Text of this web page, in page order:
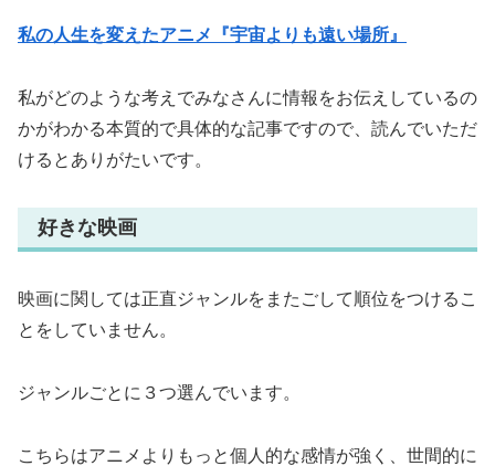
私の人生を変えたアニメ『宇宙よりも遠い場所』
私がどのような考えでみなさんに情報をお伝えしているの
かがわかる本質的で具体的な記事ですので、読んでいただ
けるとありがたいです。
好きな映画
映画に関しては正直ジャンルをまたごして順位をつけるこ
とをしていません。
ジャンルごとに３つ選んでいます。
こちらはアニメよりもっと個人的な感情が強く、世間的に